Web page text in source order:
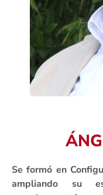
Se formó en
ampliando su